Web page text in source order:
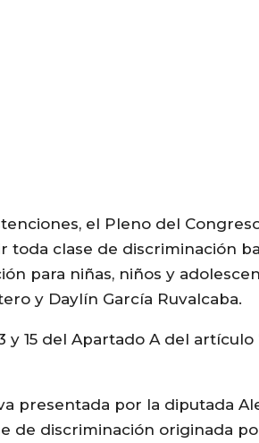
el Pleno del
clase de discriminación
para niñas, niños y
y Daylín García Ruvalcaba.
15 del Apartado A del
presentada por la diputada
de discriminación originada